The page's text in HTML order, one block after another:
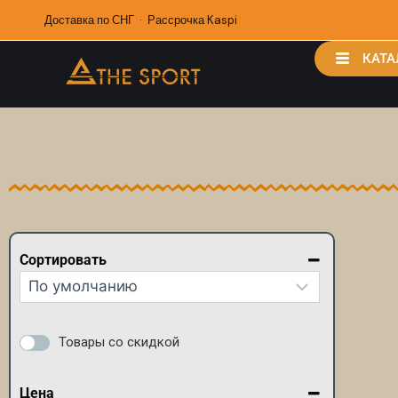
Доставка по СНГ · Рассрочка Kaspi
Сортировать
Сортировка товаров
Товары со скидкой
Цена